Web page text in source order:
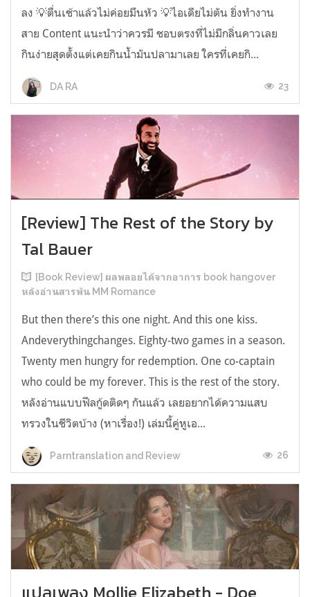
ลง 💡ตื่นเช้าแล้วไม่ค่อยมึนหัว 💡ไอเดียไม่ตัน ยิ่งทำงาน
สาย Content แนะนำว่าควรมี ชอบตรงที่ไม่มีกลิ่นคาวเลย
กินง่ายสุดตั้งแต่เคยกินน้ำมันปลามาเลย ใครที่เคยกิ...
DA RA 23
[Review] The Rest of the Story by
Tal Bauer
[Book Review] ผลพลอยได้จากอาการ book hangover
หลังอ่านสารพัน MM Romance
But then there’s this one night. And this one kiss.
Andeverythingchanges. Eighty-two games in a season.
Twenty men hungry for redemption. One co-captain
who could be my forever. This is the rest of the story.
หลังอ่านแบบฟีลกู้ดติดๆ กันแล้ว เลยอยากได้ความแสบ
ทรวงในชีวิตบ้าง (หาเรื่อง!) เล่มนี้คู่หูเอ...
Parntranslation and Review 26